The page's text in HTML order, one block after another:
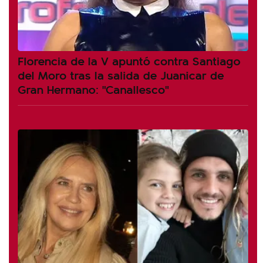
Florencia de la V apuntó contra Santiago
del Moro tras la salida de Juanicar de
Gran Hermano: "Canallesco"